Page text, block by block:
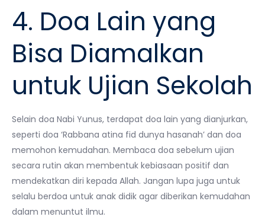
4. Doa Lain yang
Bisa Diamalkan
untuk Ujian Sekolah
Selain doa Nabi Yunus, terdapat doa lain yang dianjurkan,
seperti doa ‘Rabbana atina fid dunya hasanah’ dan doa
memohon kemudahan. Membaca doa sebelum ujian
secara rutin akan membentuk kebiasaan positif dan
mendekatkan diri kepada Allah. Jangan lupa juga untuk
selalu berdoa untuk anak didik agar diberikan kemudahan
dalam menuntut ilmu.